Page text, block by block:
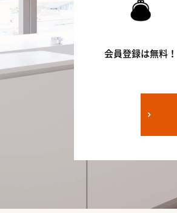
会員登録は無料！